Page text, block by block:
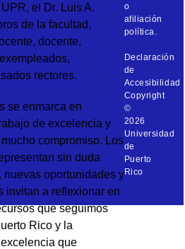
el Dr. Luis A.
de la facultad,
docente,
rectores.
se enmarca en
de excelencia y
compromiso. Los
sin duda
nuevas oportunidades y
invitan a reflexionar en
que seguimos
Rico y la
que
o
afiliación
política.
Declaración
de
Accesibilidad
Copyright
©
2026
Universidad
de
Puerto
Rico